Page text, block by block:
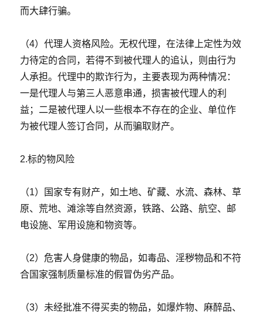
而大肆行骗。
（4）代理人资格风险。无权代理，在法律上定性为效
力待定的合同，若得不到被代理人的追认，则由行为
人承担。代理中的欺诈行为，主要表现为两种情况：
一是代理人与第三人恶意串通，损害被代理人的利
益；二是被代理人以一些根本不存在的企业、单位作
为被代理人签订合同，从而骗取财产。
2.标的物风险
（1）国家专有财产，如土地、矿藏、水流、森林、草
原、荒地、滩涂等自然资源，铁路、公路、航空、邮
电设施、军用设施和物资等。
（2）危害人身健康的物品，如毒品、淫秽物品和不符
合国家强制质量标准的假冒伪劣产品。
（3）未经批准不得买卖的物品，如爆炸物、麻醉品、